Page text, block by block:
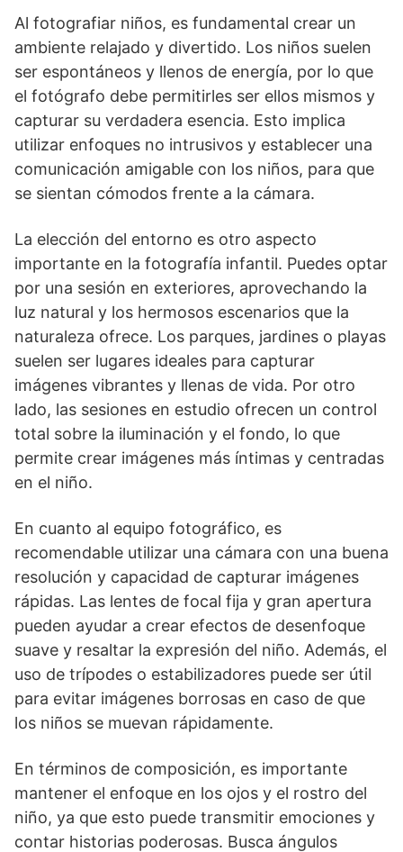
Al fotografiar niños, es fundamental crear un
ambiente relajado y divertido. Los niños suelen
ser espontáneos y llenos de energía, por lo que
el fotógrafo debe permitirles ser ellos mismos y
capturar su verdadera esencia. Esto implica
utilizar enfoques no intrusivos y establecer una
comunicación amigable con los niños, para que
se sientan cómodos frente a la cámara.
La elección del entorno es otro aspecto
importante en la fotografía infantil. Puedes optar
por una sesión en exteriores, aprovechando la
luz natural y los hermosos escenarios que la
naturaleza ofrece. Los parques, jardines o playas
suelen ser lugares ideales para capturar
imágenes vibrantes y llenas de vida. Por otro
lado, las sesiones en estudio ofrecen un control
total sobre la iluminación y el fondo, lo que
permite crear imágenes más íntimas y centradas
en el niño.
En cuanto al equipo fotográfico, es
recomendable utilizar una cámara con una buena
resolución y capacidad de capturar imágenes
rápidas. Las lentes de focal fija y gran apertura
pueden ayudar a crear efectos de desenfoque
suave y resaltar la expresión del niño. Además, el
uso de trípodes o estabilizadores puede ser útil
para evitar imágenes borrosas en caso de que
los niños se muevan rápidamente.
En términos de composición, es importante
mantener el enfoque en los ojos y el rostro del
niño, ya que esto puede transmitir emociones y
contar historias poderosas. Busca ángulos